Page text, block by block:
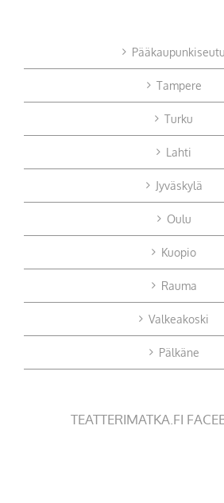
Pääkaupunkiseutu
Tampere
Turku
Lahti
Jyväskylä
Oulu
Kuopio
Rauma
Valkeakoski
Pälkäne
TEATTERIMATKA.FI